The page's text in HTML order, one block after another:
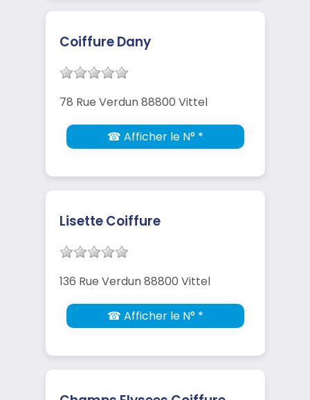
Coiffure Dany
78 Rue Verdun 88800 Vittel
☎ Afficher le N° *
Lisette Coiffure
136 Rue Verdun 88800 Vittel
☎ Afficher le N° *